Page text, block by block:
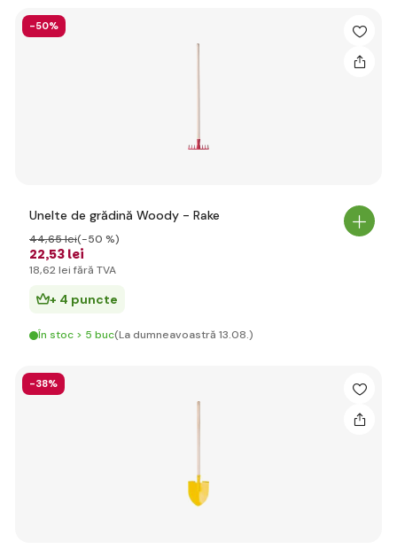
-50%
Unelte de grădină Woody - Rake
22,53 lei
44,65 lei(-50 %)
18,62 lei fără TVA
+ 4 puncte
În stoc > 5 buc(La dumneavoastră 13.08.)
-38%